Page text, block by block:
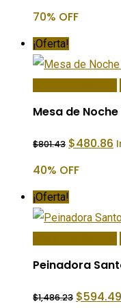
era:
70% OFF
¡Oferta!
Mesa de
$801.43 El
precio
era:
$480.86 El
40% OFF
¡Oferta!
Peinadora
$1,486.23 El
precio
$594.49